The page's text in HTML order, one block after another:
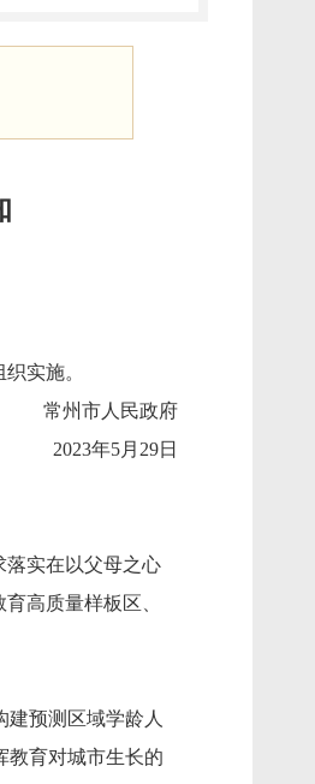
实施。
常州市人民政府
2023年5月29日
实在以父母之心
高质量样板区、
预测区域学龄人
教育对城市生长的